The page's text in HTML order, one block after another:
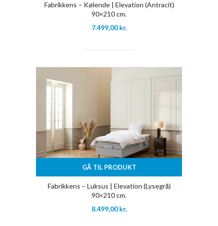
Fabrikkens – Kølende | Elevation (Antracit)
90×210 cm.
7.499,00kr.
GÅ TIL PRODUKT
Fabrikkens – Luksus | Elevation (Lysegrå)
90×210 cm.
8.499,00kr.